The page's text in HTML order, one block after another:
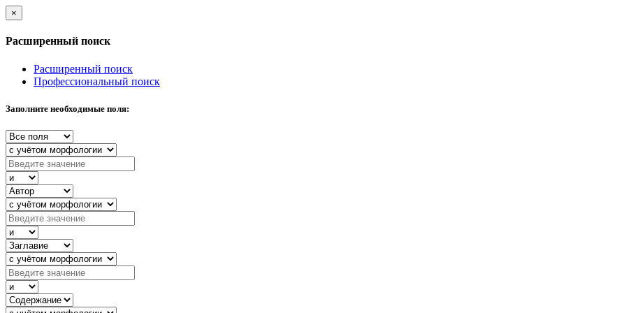
×
Расширенный поиск
Расширенный поиск
Профессиональный поиск
Заполните необходимые поля: